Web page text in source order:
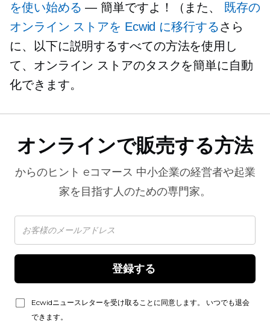
を使い始める — 簡単ですよ！（また、 既存の
オンライン ストアを Ecwid に移行するさら
に、以下に説明するすべての方法を使用し
て、オンライン ストアのタスクを簡単に自動
化できます。
オンラインで販売する方法
からのヒント eコマース 中小企業の経営者や起業
家を目指す人のための専門家。
Ecwidニュースレターを受け取ることに同意します。 いつでも退会
できます。